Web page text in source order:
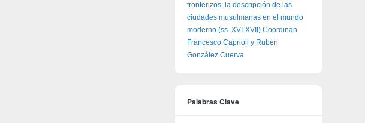
fronterizos: la descripción de las
ciudades musulmanas en el mundo
moderno (ss. XVI-XVII) Coordinan
Francesco Caprioli y Rubén
González Cuerva
Palabras Clave